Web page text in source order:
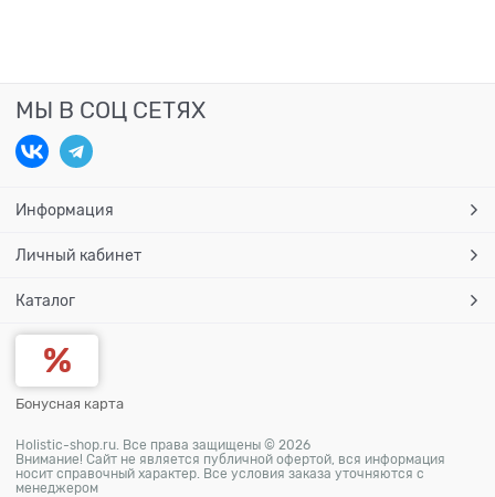
МЫ В СОЦ СЕТЯХ
Информация
Личный кабинет
Каталог
Бонусная карта
Holistic-shop.ru. Все права защищены © 2026
Внимание! Сайт не является публичной офертой, вся информация
носит справочный характер. Все условия заказа уточняются с
менеджером